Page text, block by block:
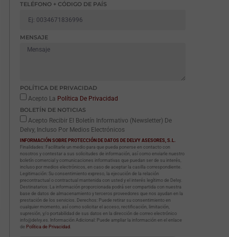
TELÉFONO + CÓDIGO DE PAÍS
MENSAJE
POLÍTICA DE PRIVACIDAD
Acepto La Política De Privacidad
BOLETÍN DE NOTICIAS
Acepto Recibir El Boletín Informativo (Newsletter) De
Delvy, Incluso Por Medios Electrónicos
INFORMACIÓN SOBRE PROTECCIÓN DE DATOS DE DELVY ASESORES, S.L.
Finalidades: Facilitarle un medio para que pueda ponerse en contacto con
nosotros y contestar a sus solicitudes de información, así como enviarle nuestro
boletín comercial y comunicaciones informativas que puedan ser de su interés,
incluso por medios electrónicos, en caso de aceptar la casilla correspondiente.
Legitimación: Su consentimiento expreso, la ejecución de la relación
precontractual o contractual mantenida con usted y el interés legítimo de Delvy.
Destinatarios: La información proporcionada podrá ser compartida con nuestra
base de datos de almacenamiento y terceros proveedores que nos ayudan en la
prestación de los servicios. Derechos: Puede retirar su consentimiento en
cualquier momento, así como solicitar el acceso, rectificación, limitación,
supresión, y/o portabilidad de sus datos en la dirección de correo electrónico
info@delvy.es. Información Adicional: Puede ampliar la información en el enlace
de Política de Privacidad